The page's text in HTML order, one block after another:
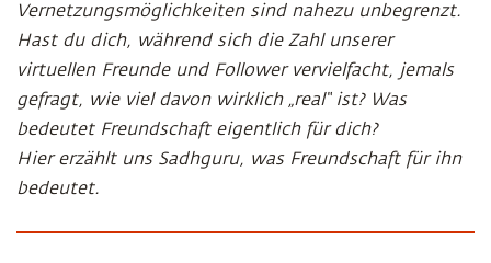
Vernetzungsmöglichkeiten sind nahezu unbegrenzt.
Hast du dich, während sich die Zahl unserer
virtuellen Freunde und Follower vervielfacht, jemals
gefragt, wie viel davon wirklich „real“ ist? Was
bedeutet Freundschaft eigentlich für dich?
Hier erzählt uns Sadhguru, was Freundschaft für ihn
bedeutet.